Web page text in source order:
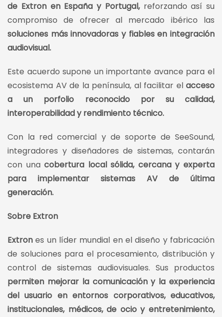
de Extron en España y Portugal,reforzando así su
compromiso de ofrecer al mercado ibérico las
soluciones más innovadoras y fiables en integración
audiovisual.
Este acuerdo supone un importante avance para el
ecosistema AV de la península, al facilitar el acceso
a un porfolio reconocido por su calidad,
interoperabilidad y rendimiento técnico.
Con la red comercial y de soporte de SeeSound,
integradores y diseñadores de sistemas, contarán
con unacobertura local sólida, cercana y experta
para implementar sistemas AV de última
generación.
Sobre Extron
Extron es un líder mundial en el diseño y fabricación
de soluciones para el procesamiento, distribución y
control de sistemas audiovisuales. Sus productos
permiten mejorar la comunicación y la experiencia
del usuario en entornos corporativos, educativos,
institucionales, médicos, de ocio y entretenimiento,